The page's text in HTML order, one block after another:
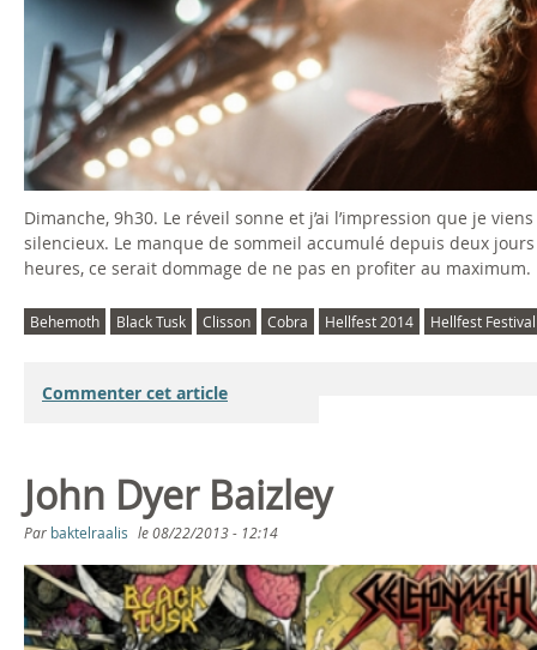
Dimanche, 9h30. Le réveil sonne et j’ai l’impression que je
silencieux. Le manque de sommeil accumulé depuis deux
heures, ce serait dommage de ne pas en profiter au
Behemoth Black Tusk Clisson Cobra Hellfest 2014 Hellfest Festival
Commenter cet article
John Dyer Baizley
Par baktelraalis le08/22/2013 - 12:14